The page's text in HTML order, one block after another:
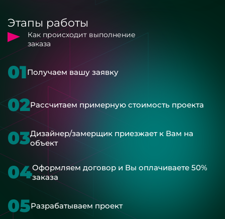
Этапы работы
Как происходит выполнение
заказа
01Получаем вашу заявку
02Рассчитаем примерную стоимость проекта
03Дизайнер/замерщик приезжает к Вам на
объект
04Оформляем договор и Вы оплачиваете 50%
заказа
05Разрабатываем проект